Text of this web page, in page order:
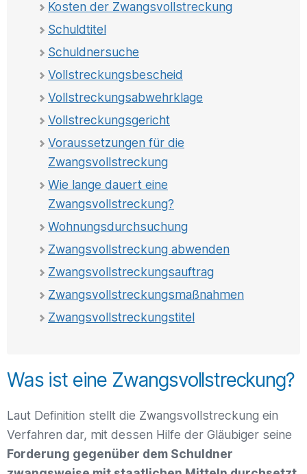
Kosten der Zwangsvollstreckung
Schuldtitel
Schuldnersuche
Vollstreckungsbescheid
Vollstreckungsabwehrklage
Vollstreckungsgericht
Voraussetzungen für die
Zwangsvollstreckung
Wie lange dauert eine
Zwangsvollstreckung?
Wohnungsdurchsuchung
Zwangsvollstreckung abwenden
Zwangsvollstreckungsauftrag
Zwangsvollstreckungs­maßnahmen
Zwangsvollstreckungstitel
Was ist eine Zwangsvollstreckung?
Laut Definition stellt die Zwangsvollstreckung ein
Verfahren dar, mit dessen Hilfe der Gläubiger seine
Forderung gegenüber dem Schuldner